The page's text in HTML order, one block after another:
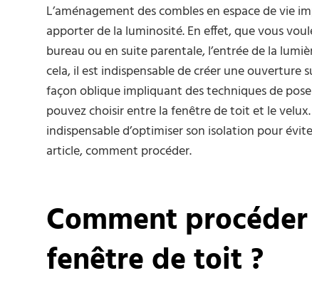
L’aménagement des combles en espace de vie
apporter de la luminosité. En effet, que vous
bureau ou en suite parentale, l’entrée de la
cela, il est indispensable de créer une ouverture
façon oblique impliquant des techniques de
pouvez choisir entre la fenêtre de toit et le
indispensable d’optimiser son isolation pour
article, comment procéder.
Comment
fenêtre de toit ?